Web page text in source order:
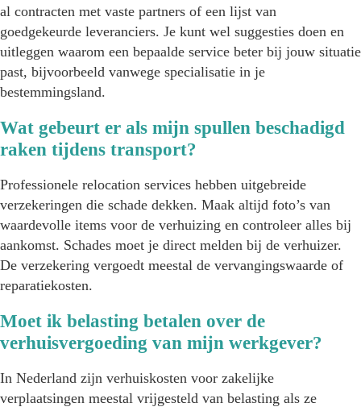
al contracten met vaste partners of een lijst van
goedgekeurde leveranciers. Je kunt wel suggesties doen en
uitleggen waarom een bepaalde service beter bij jouw situatie
past, bijvoorbeeld vanwege specialisatie in je
bestemmingsland.
Wat gebeurt er als mijn spullen beschadigd
raken tijdens transport?
Professionele relocation services hebben uitgebreide
verzekeringen die schade dekken. Maak altijd foto’s van
waardevolle items voor de verhuizing en controleer alles bij
aankomst. Schades moet je direct melden bij de verhuizer.
De verzekering vergoedt meestal de vervangingswaarde of
reparatiekosten.
Moet ik belasting betalen over de
verhuisvergoeding van mijn werkgever?
In Nederland zijn verhuiskosten voor zakelijke
verplaatsingen meestal vrijgesteld van belasting als ze